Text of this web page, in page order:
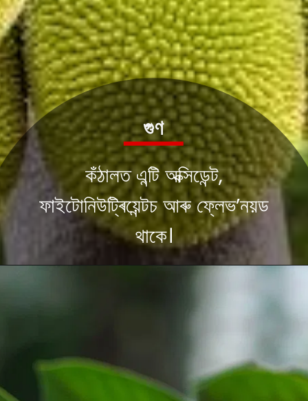
কঁঠালত এন্টি অক্সিডেন্ট,
ফাইটোনিউট্ৰিয়েন্টচ আৰু ফ্লেভ’নয়ড
থাকে।
গুণ